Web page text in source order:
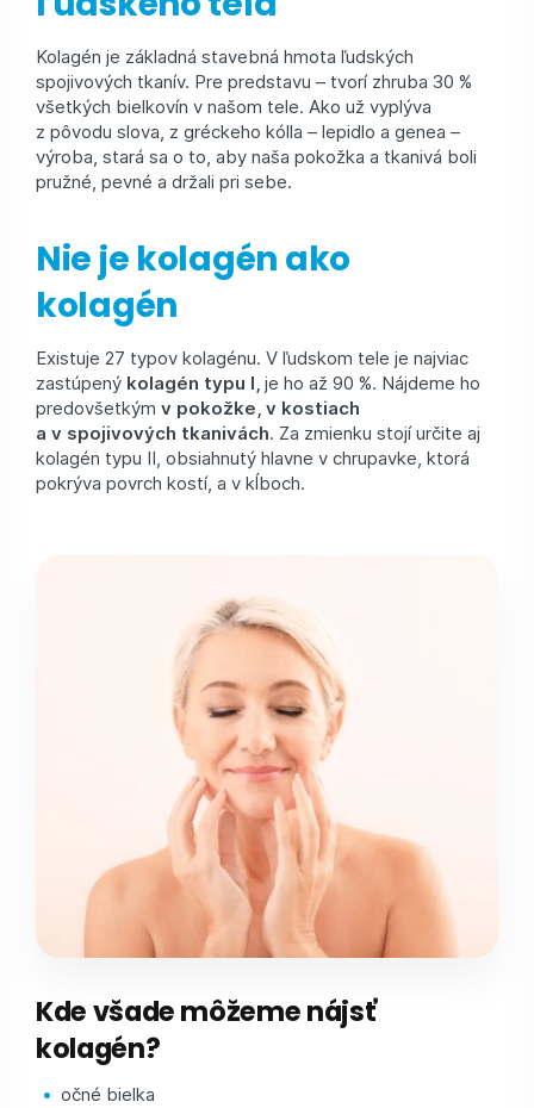
Kolagén je základná stavebná hmota ľudských
spojivových tkanív. Pre predstavu – tvorí zhruba 30 %
všetkých bielkovín v našom tele. Ako už vyplýva
z pôvodu slova, z gréckeho kólla – lepidlo a genea –
výroba, stará sa o to, aby naša pokožka a tkanivá boli
pružné, pevné a držali pri sebe.
Nie je kolagén ako
kolagén
Existuje 27 typov kolagénu. V ľudskom tele je najviac
zastúpený kolagén typu I, je ho až 90 %. Nájdeme ho
predovšetkým v pokožke, v kostiach
a v spojivových tkanivách. Za zmienku stojí určite aj
kolagén typu II, obsiahnutý hlavne v chrupavke, ktorá
pokrýva povrch kostí, a v kĺboch.
Kde všade môžeme nájsť
kolagén?
očné bielka